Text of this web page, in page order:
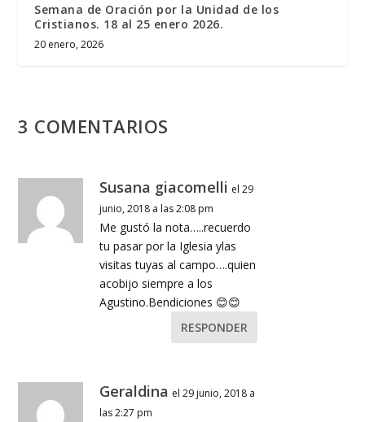
Semana de Oración por la Unidad de los
Cristianos. 18 al 25 enero 2026.
20 enero, 2026
3 COMENTARIOS
Susana giacomelli el 29
junio, 2018 a las 2:08 pm
Me gustó la nota…..recuerdo
tu pasar por la Iglesia ylas
visitas tuyas al campo….quien
acobijo siempre a los
Agustino.Bendiciones 😊😊
RESPONDER
Geraldina el 29 junio, 2018 a
las 2:27 pm